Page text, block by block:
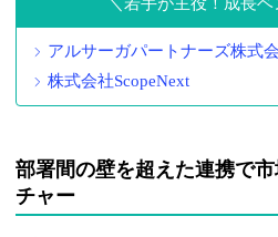
アルサーガパートナーズ株式
株式会社ScopeNext
部署間の壁を超えた連携で
チャー